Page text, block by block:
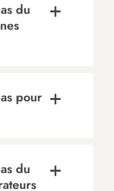
du
pour
du